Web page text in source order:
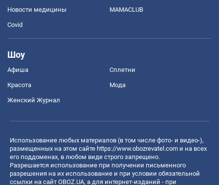
Новости медицины MAMACLUB
Covid
Шоу
Афиша Сплетни
Красота Мода
Женский Журнал
Использование любых материалов (в том числе фото- и видео-),
размещенных на этом сайте https://www.obozrevatel.com и на всех
его поддоменах, в любом виде строго запрещено.
Разрешается использование при получении письменного
разрешения на их использование и при условии обязательной
ссылки на сайт OBOZ.UA, а для интернет-изданий - при